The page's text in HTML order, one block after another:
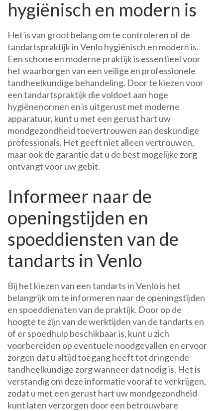
hygiënisch en modern is
Het is van groot belang om te controleren of de
tandartspraktijk in Venlo hygiënisch en modern is.
Een schone en moderne praktijk is essentieel voor
het waarborgen van een veilige en professionele
tandheelkundige behandeling. Door te kiezen voor
een tandartspraktijk die voldoet aan hoge
hygiënenormen en is uitgerust met moderne
apparatuur, kunt u met een gerust hart uw
mondgezondheid toevertrouwen aan deskundige
professionals. Het geeft niet alleen vertrouwen,
maar ook de garantie dat u de best mogelijke zorg
ontvangt voor uw gebit.
Informeer naar de
openingstijden en
spoeddiensten van de
tandarts in Venlo
Bij het kiezen van een tandarts in Venlo is het
belangrijk om te informeren naar de openingstijden
en spoeddiensten van de praktijk. Door op de
hoogte te zijn van de werktijden van de tandarts en
of er spoedhulp beschikbaar is, kunt u zich
voorbereiden op eventuele noodgevallen en ervoor
zorgen dat u altijd toegang heeft tot dringende
tandheelkundige zorg wanneer dat nodig is. Het is
verstandig om deze informatie vooraf te verkrijgen,
zodat u met een gerust hart uw mondgezondheid
kunt laten verzorgen door een betrouwbare